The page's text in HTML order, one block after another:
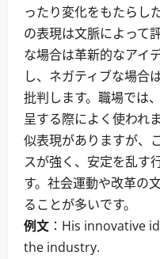
ったり変化をもたらし
の表現は文脈によって
な場合は革新的なアイ
し、ネガティブな場合
批判します。職場では
呈する際によく使われ
似表現がありますが、
スが強く、安定を乱す
す。社会運動や改革の
ることが多いです。
例文 ：His innovative
the industry.